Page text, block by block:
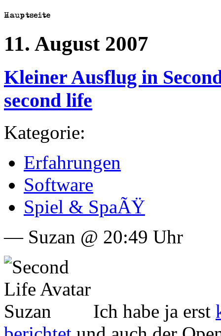
11. August 2007
Kleiner Ausflug in
second life
Kategorie:
Erfahrungen
Software
Spiel & SpaÃŸ
— Suzan @ 20:49 Uhr
Ich habe ja erst